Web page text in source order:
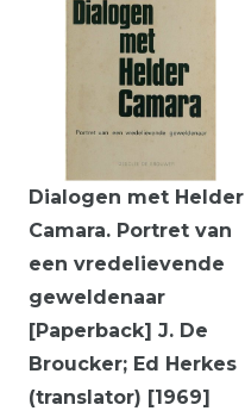
Dialogen met Helder
Camara. Portret van
een vredelievende
geweldenaar
[Paperback] J. De
Broucker; Ed Herkes
(translator) [1969]